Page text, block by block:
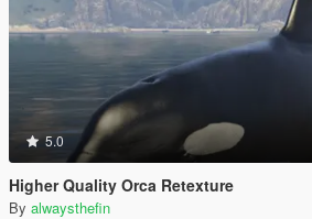
5.0
Higher Quality Orca Retexture
By alwaysthefin